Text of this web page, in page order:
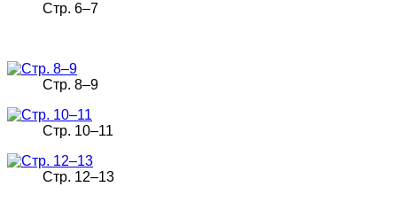
Стр. 6–7
Стр. 8–9
Стр. 10–11
Стр. 12–13